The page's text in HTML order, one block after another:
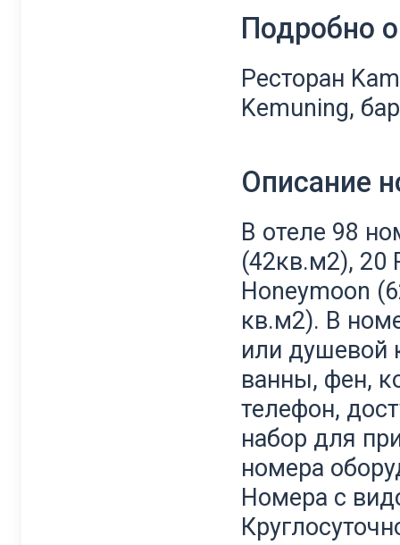
Подробно
Ресторан
Kemuning,
Описание
В отеле 98
(42кв.м2), 20
Honeymoon
кв.м2). В
или душевой
ванны, фен,
телефон,
набор для
номера
Номера с